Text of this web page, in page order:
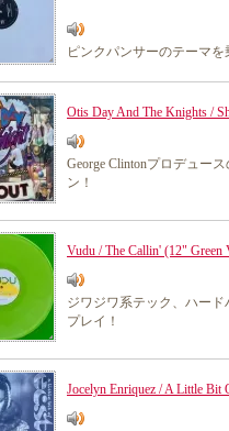
ピンクパンサーのテーマ
Otis Day And The Knights /
George Clintonプロデュー
ン！
Vudu / The Callin' (12" Green
ジワジワ系テック、ハード
プレイ！
Jocelyn Enriquez / A Little Bit